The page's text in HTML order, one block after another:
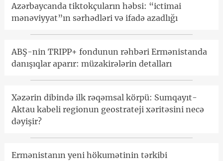
Azərbaycanda tiktokçuların həbsi: “ictimai
mənəviyyat”ın sərhədləri və ifadə azadlığı
ABŞ-nin TRIPP+ fondunun rəhbəri Ermənistanda
danışıqlar aparır: müzakirələrin detalları
Xəzərin dibində ilk rəqəmsal körpü: Sumqayıt-
Aktau kabeli regionun geostrateji xəritəsini necə
dəyişir?
Ermənistanın yeni hökumətinin tərkibi